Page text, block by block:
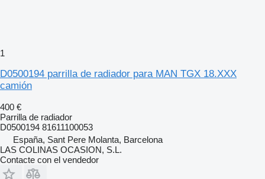
1
D0500194 parrilla de radiador para MAN TGX 18.XXX
camión
400 €
Parrilla de radiador
D0500194 81611100053
España, Sant Pere Molanta, Barcelona
LAS COLINAS OCASION, S.L.
Contacte con el vendedor